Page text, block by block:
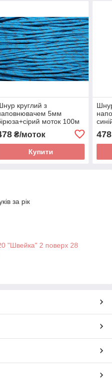
круглий з
5мм
моток 100м
₴/моток
Купити
478
за рік
"Швейка" 2 поверх 28